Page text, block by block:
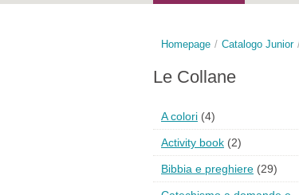
Homepage Catalogo Junior
Le Collane
A colori (4)
Activity book (2)
Bibbia e preghiere (29)